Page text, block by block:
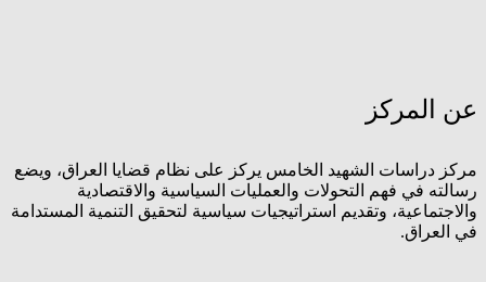
عن المركز
مركز دراسات الشهيد الخامس يركز على نظام قضايا العراق، ويضع
رسالته في فهم التحولات والعمليات السياسية والاقتصادية
والاجتماعية، وتقديم استراتيجيات سياسية لتحقيق التنمية المستدامة
في العراق.